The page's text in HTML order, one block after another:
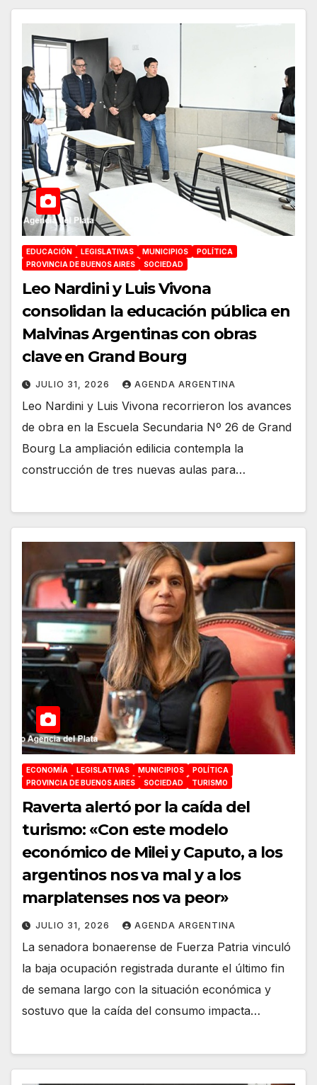
EDUCACIÓN LEGISLATIVAS MUNICIPIOS
POLÍTICA
PROVINCIA DE BUENOS AIRES
SOCIEDAD
Leo Nardini y Luis Vivona
consolidan la educación pública en
Malvinas Argentinas con obras
clave en Grand Bourg
JULIO 31, 2026 AGENDA ARGENTINA
Leo Nardini y Luis Vivona recorrieron los avances
de obra en la Escuela Secundaria Nº 26 de Grand
Bourg La ampliación edilicia contempla la
construcción de tres nuevas aulas para…
ECONOMÍA LEGISLATIVAS MUNICIPIOS
POLÍTICA
PROVINCIA DE BUENOS AIRES
SOCIEDAD TURISMO
Raverta alertó por la caída del
turismo: «Con este modelo
económico de Milei y Caputo, a los
argentinos nos va mal y a los
marplatenses nos va peor»
JULIO 31, 2026 AGENDA ARGENTINA
La senadora bonaerense de Fuerza Patria vinculó
la baja ocupación registrada durante el último fin
de semana largo con la situación económica y
sostuvo que la caída del consumo impacta…